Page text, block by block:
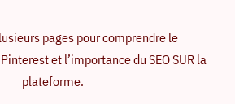
pages pour comprendre le
et l’importance du SEO SUR la
plateforme.